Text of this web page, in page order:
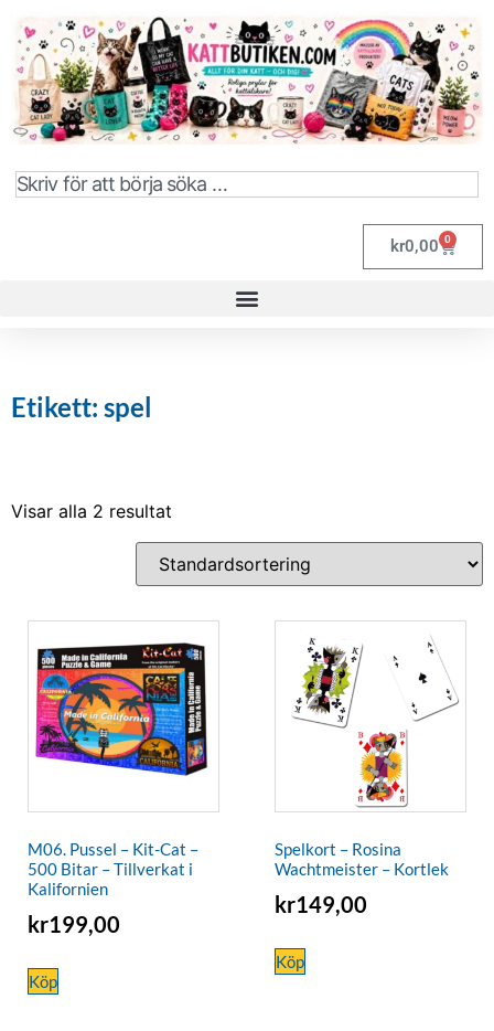
kr0,00 0
Etikett: spel
Visar alla 2 resultat
M06. Pussel – Kit-Cat –
500 Bitar – Tillverkat i
Kalifornien
kr199,00
Köp
Spelkort – Rosina
Wachtmeister – Kortlek
kr149,00
Köp